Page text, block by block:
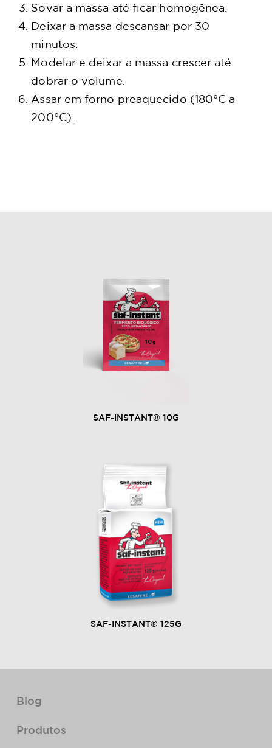
Sovar a massa até ficar homogênea.
Deixar a massa descansar por 30
minutos.
Modelar e deixar a massa crescer até
dobrar o volume.
Assar em forno preaquecido (180°C a
200°C).
SAF-INSTANT® 10G
SAF-INSTANT® 125G
Blog
Produtos